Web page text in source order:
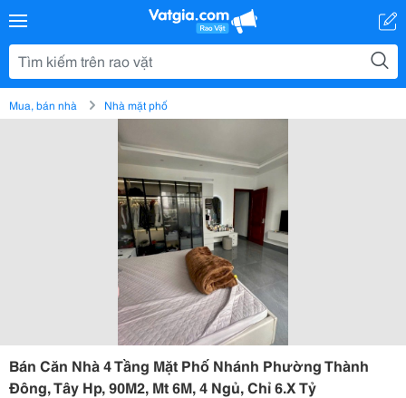
Mua, bán nhà Nhà mặt phố
Bán Căn Nhà 4 Tầng Mặt Phố Nhánh Phường Thành
Đông, Tây Hp, 90M2, Mt 6M, 4 Ngủ, Chỉ 6.X Tỷ